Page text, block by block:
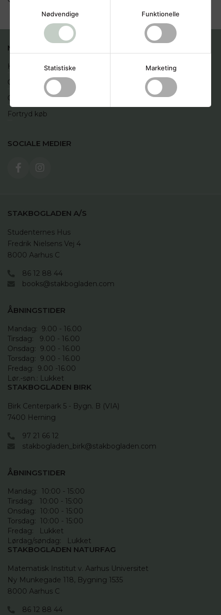
Nødvendige Funktionelle
Statistiske Marketing
NYTTIGE LINKS
Handelsbetingelser
Cookies
Opret profil
Fortryd køb
SOCIALE MEDIER
STAKBOGLADEN A/S
Studenternes Hus
Fredrik Nielsens Vej 4
8000 Aarhus C
86 12 88 44
books@stakbogladen.com
ÅBNINGSTIDER
Mandag:  9.00 - 16.00
Tirsdag:   9.00 - 16.00
Onsdag:  9.00 - 16.00
Torsdag:  9.00 - 16.00
Fredag:  9.00 -16.00
Lør.-søn.: Lukket
STAKBOGLADEN BIRK
Birk Centerpark 5 - Bygn. B (VIA)
7400 Herning
97 21 66 12
stakbogladen_birk@stakbogladen.com
ÅBNINGSTIDER
Mandag:  10:00 - 15:00
Tirsdag:   10:00 - 15:00
Onsdag:  10:00 - 15:00
Torsdag:  10:00 - 15:00
Fredag:   Lukket
Lørdag/søndag:   Lukket
STAKBOGLADEN NATURFAG
Matematisk Institut v. Aarhus Universitet
Ny Munkegade 118, Bygning 1535
8000 Aarhus C
86 12 88 44